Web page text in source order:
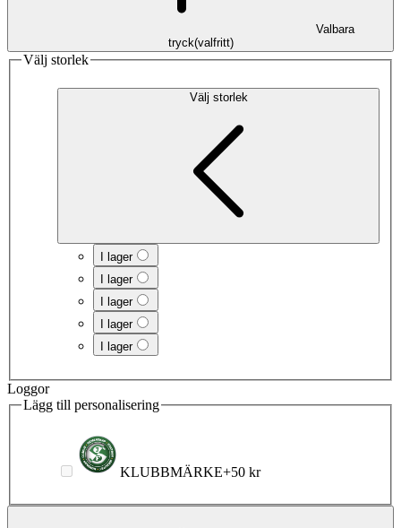
Valbara
tryck(valfritt)
Välj storlek
Välj storlek
I lager
I lager
I lager
I lager
I lager
Loggor
Lägg till personalisering
KLUBBMÄRKE+50 kr